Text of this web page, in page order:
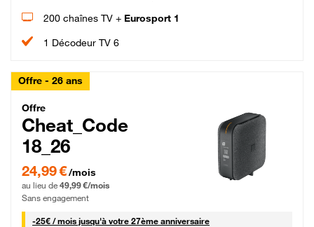
200 chaînes TV + Eurosport 1
1 Décodeur TV 6
Offre - 26 ans
Cheat_Code Fibre_18_26
Offre
Cheat_Code
18_26
24,99 € par mois pendant 0 mois puis 49,99 € par mois, Sans engagement
24,99 €/mois
au lieu de 49,99 €/mois
Sans engagement
-25€ / mois25 € par mois
jusqu'à votre 27ème anniversaire